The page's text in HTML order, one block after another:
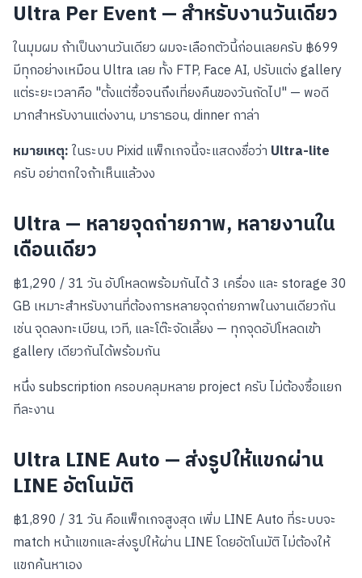
Ultra Per Event — สำหรับงานวันเดียว
ในมุมผม ถ้าเป็นงานวันเดียว ผมจะเลือกตัวนี้ก่อนเลยครับ ฿699
มีทุกอย่างเหมือน Ultra เลย ทั้ง FTP, Face AI, ปรับแต่ง gallery
แต่ระยะเวลาคือ "ตั้งแต่ซื้อจนถึงเที่ยงคืนของวันถัดไป" — พอดี
มากสำหรับงานแต่งงาน, มาราธอน, dinner กาล่า
หมายเหตุ:ในระบบ Pixid แพ็กเกจนี้จะแสดงชื่อว่า Ultra-lite
ครับ อย่าตกใจถ้าเห็นแล้วงง
Ultra — หลายจุดถ่ายภาพ, หลายงานใน
เดือนเดียว
฿1,290 / 31 วัน อัปโหลดพร้อมกันได้ 3 เครื่อง และ storage 30
GB เหมาะสำหรับงานที่ต้องการหลายจุดถ่ายภาพในงานเดียวกัน
เช่น จุดลงทะเบียน, เวที, และโต๊ะจัดเลี้ยง — ทุกจุดอัปโหลดเข้า
gallery เดียวกันได้พร้อมกัน
หนึ่ง subscription ครอบคลุมหลาย project ครับ ไม่ต้องซื้อแยก
ทีละงาน
Ultra LINE Auto — ส่งรูปให้แขกผ่าน
LINE อัตโนมัติ
฿1,890 / 31 วัน คือแพ็กเกจสูงสุด เพิ่ม LINE Auto ที่ระบบจะ
match หน้าแขกและส่งรูปให้ผ่าน LINE โดยอัตโนมัติ ไม่ต้องให้
แขกค้นหาเอง